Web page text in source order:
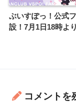
ぶいすぽっ！公式
設！7月1日18時よ
コメントを